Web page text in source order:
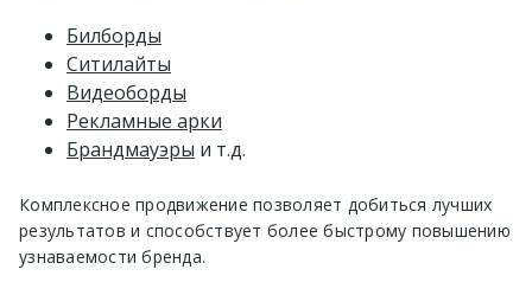
Билборды
Ситилайты
Видеоборды
Рекламные арки
Брандмауэры и т.д.
Комплексное продвижение позволяет добиться лучших
результатов и способствует более быстрому повышению
узнаваемости бренда.